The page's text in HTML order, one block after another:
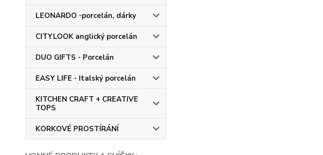
LEONARDO -porcelán, dárky
CITYLOOK anglický porcelán
DUO GIFTS - Porcelán
EASY LIFE - Italský porcelán
KITCHEN CRAFT + CREATIVE
TOPS
KORKOVÉ PROSTÍRÁNÍ